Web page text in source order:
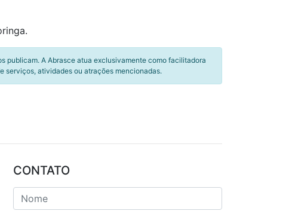
publicam. A Abrasce atua exclusivamente como facilitadora
serviços, atividades ou atrações mencionadas.
CONTATO